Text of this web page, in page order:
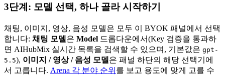
3단계: 모델 선택, 하나 골라 시작하기
채팅, 이미지, 영상, 음성 모델은 모두 이 BYOK 패널에서 선택
합니다: 채팅 모델은 Model 드롭다운에서(Key 검증을 통과하
면 AIHubMix 실시간 목록을 검색할 수 있으며, 기본값은 gpt-
5.5), 이미지 / 영상 / 음성 모델은 패널 하단의 해당 선택기에
서 고릅니다. Arena 각 분야 순위 를 보고 용도에 맞게 고를 수